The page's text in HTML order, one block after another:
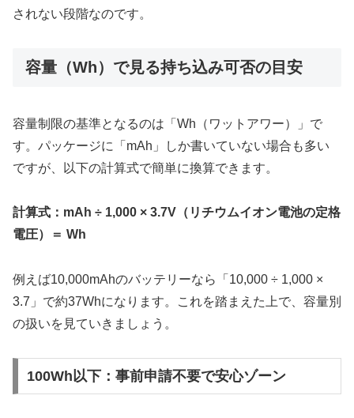
されない段階なのです。
容量（Wh）で見る持ち込み可否の目安
容量制限の基準となるのは「Wh（ワットアワー）」で
す。パッケージに「mAh」しか書いていない場合も多い
ですが、以下の計算式で簡単に換算できます。
計算式：mAh ÷ 1,000 × 3.7V（リチウムイオン電池の定格
電圧）＝ Wh
例えば10,000mAhのバッテリーなら「10,000 ÷ 1,000 ×
3.7」で約37Whになります。これを踏まえた上で、容量別
の扱いを見ていきましょう。
100Wh以下：事前申請不要で安心ゾーン